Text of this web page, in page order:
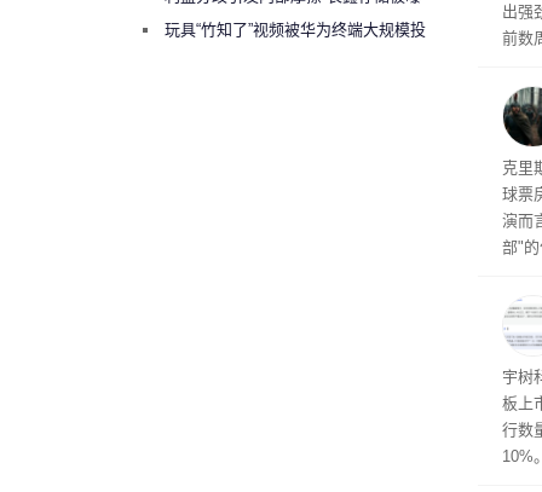
出强
前数
限
粒的
频水
导演
克里
球票
演而
部"
士
点
宇树
板上
行数
10%
曾将华为驻场工程师驱逐出研发基地
玩具“竹知了”视频被华为终端大规模投